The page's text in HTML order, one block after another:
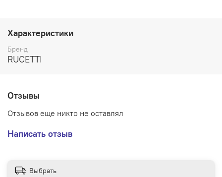
Характеристики
Бренд
RUCETTI
Отзывы
Отзывов еще никто не оставлял
Написать отзыв
Выбрать